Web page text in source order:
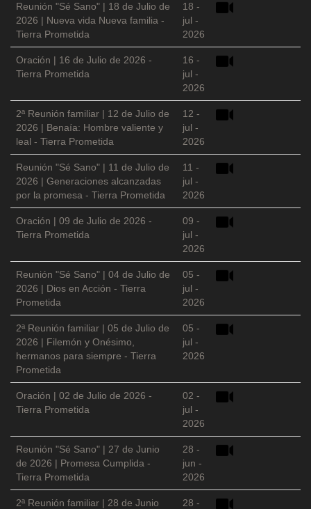
Reunión "Sé Sano" | 18 de Julio de
2026 | Nueva vida Nueva familia -
Tierra Prometida
18 -
jul -
2026
Oración | 16 de Julio de 2026 -
Tierra Prometida
16 -
jul -
2026
2ª Reunión familiar | 12 de Julio de
2026 | Benaía: Hombre valiente y
leal - Tierra Prometida
12 -
jul -
2026
Reunión "Sé Sano" | 11 de Julio de
2026 | Generaciones alcanzadas
por la promesa - Tierra Prometida
11 -
jul -
2026
Oración | 09 de Julio de 2026 -
Tierra Prometida
09 -
jul -
2026
Reunión "Sé Sano" | 04 de Julio de
2026 | Dios en Acción - Tierra
Prometida
05 -
jul -
2026
2ª Reunión familiar | 05 de Julio de
2026 | Filemón y Onésimo,
hermanos para siempre - Tierra
Prometida
05 -
jul -
2026
Oración | 02 de Julio de 2026 -
Tierra Prometida
02 -
jul -
2026
Reunión "Sé Sano" | 27 de Junio
de 2026 | Promesa Cumplida -
Tierra Prometida
28 -
jun -
2026
2ª Reunión familiar | 28 de Junio
28 -